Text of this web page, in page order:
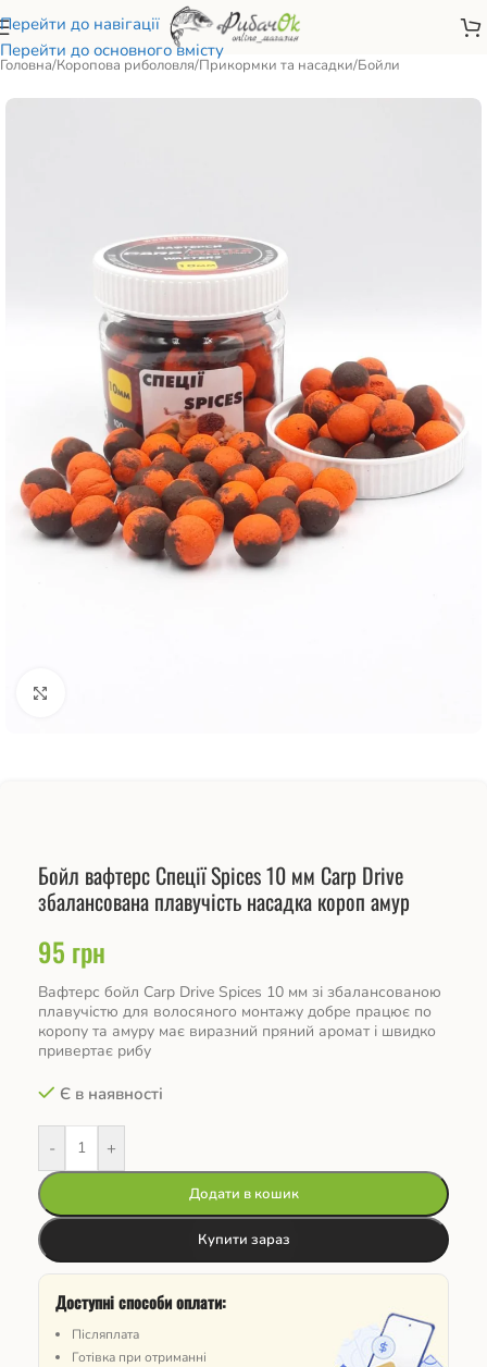
Перейти до навігації
Перейти до основного вмісту
Головна/Коропова риболовля/Прикормки та насадки/Бойли
Бойл вафтерс Спеції Spices 10 мм Carp Drive
збалансована плавучість насадка короп амур
95 грн
Вафтерс бойл Carp Drive Spices 10 мм зі збалансованою
плавучістю для волосяного монтажу добре працює по
коропу та амуру має виразний пряний аромат і швидко
привертає рибу
Є в наявності
- +
Додати в кошик
Купити зараз
Доступні способи оплати:
Післяплата
Готівка при отриманні